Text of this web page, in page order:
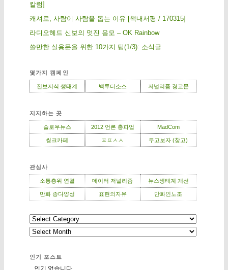
칼럼]
캐셔로, 사람이 사람을 돕는 이유 [책내서평 / 170315]
라디오헤드 신보의 멋진 음모 – OK Rainbow
쓸만한 실용문을 위한 10가지 팁(1/3): 소식글
몇가지 캠페인
진보지식 생태계 백투더소스 저널리즘 경고문
지지하는 곳
슬로우뉴스 2012 언론 총파업 MadCom
씽크카페 ㅍㅍㅅㅅ 두고보자 (창고)
관심사
소통층위 연결 데이터 저널리즘 뉴스생태계 개선
만화 종다양성 표현의자유 만화인노조
인기 포스트
...인기 없습니다